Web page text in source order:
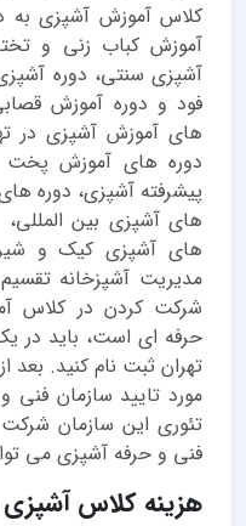
کلاس آموزش آشپزی به
آموزش کباب زنی و
آشپزی سنتی، دوره
فود و دوره آموزش
دوره های آموزش پخت
پیشرفته آشپزی، دوره
های آشپزی بین
های آشپزی کیک و
مدیریت آشپزخانه
شرکت کردن در کلاس
حرفه ای است، باید در
تهران ثبت نام کنید. بعد
مورد تایید سازمان فنی
تئوری این سازمان
فنی و حرفه آشپزی می
هزینه کلاس آشپزی